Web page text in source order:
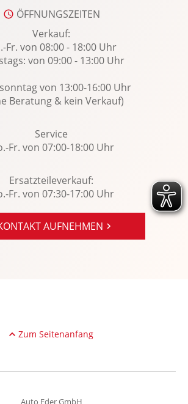
Aktiv
Bedienung: Touchscreen-
Media-Display, Touchscreen-
Bluetooth Audiostreaming
Fernbedienung
ÖFFNUNGSZEITEN
Verkauf:
Fr. von 08:00 - 18:00 Uhr
von 09:00 - 13:00 Uhr
von 13:00-16:00 Uhr
Beratung & kein Verkauf)
Service
Fr. von 07:00-18:00 Uhr
Ersatzteileverkauf:
Fr. von 07:30-17:00 Uhr
AUFNEHMEN
Zum Seitenanfang
Auto Eder GmbH